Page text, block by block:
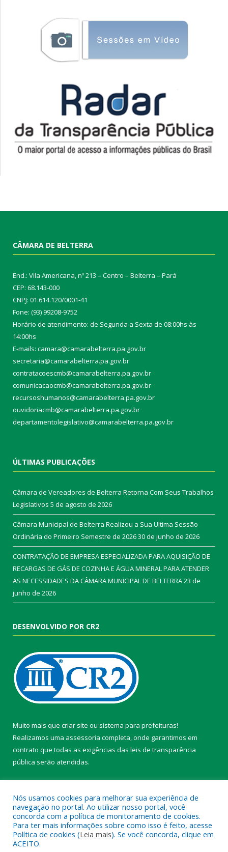
CÂMARA DE BELTERRA
End.: Vila Americana, nº 213 – Centro – Belterra – Pará
CEP: 68.143-000
CNPJ: 01.614.120/0001-41
Fone: (93) 99208-9752
Horário de atendimento: de Segunda a Sexta de 08:00hs às
14:00hs
E-mails: camara@camarabelterra.pa.gov.br
secretaria@camarabelterra.pa.gov.br
contratacoescmb@camarabelterra.pa.gov.br
comunicacaocmb@camarabelterra.pa.gov.br
recursoshumanos@camarabelterra.pa.gov.br
ouvidoriacmb@camarabelterra.pa.gov.br
departamentolegislativo@camarabelterra.pa.gov.br
ÚLTIMAS PUBLICAÇÕES
Câmara de Vereadores de Belterra Retorna Com Seus Trabalhos
Legislativos 5 de agosto de 2026
Câmara Municipal de Belterra Realizou a Sua Ultima Sessão
Ordinária do Primeiro Semestre de 202630 de junho de 2026
CONTRATAÇÃO DE EMPRESA ESPECIALIZADA PARA AQUISIÇÃO DE
RECARGAS DE GÁS DE COZINHA E ÁGUA MINERAL PARA ATENDER
AS NECESSIDADES DA CÂMARA MUNICIPAL DE BELTERRA23 de
junho de 2026
DESENVOLVIDO POR CR2
Muito mais que criar site ou sistema para prefeituras!
Realizamos uma assessoria completa, onde garantimos em
contrato que todas as exigências das leis de transparência
pública serão atendidas.
Todos os direitos reservados a Câmara Municipal de Belterra.
Nós usamos cookies para melhorar sua experiência de
navegação no portal. Ao utilizar nosso portal, você
concorda com a política de monitoramento de cookies.
Para ter mais informações sobre como isso é feito, acesse
Política de cookies (Leia mais). Se você concorda, clique em
ACEITO.